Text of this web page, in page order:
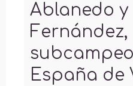
Ablanedo
Fernández,
España de